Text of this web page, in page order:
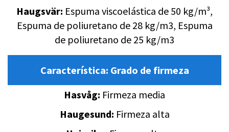
Haugsvär: Espuma viscoelástica de 50 kg/m³,
Espuma de poliuretano de 28 kg/m3, Espuma
de poliuretano de 25 kg/m3
Característica: Grado de firmeza
Hasvåg: Firmeza media
Haugesund: Firmeza alta